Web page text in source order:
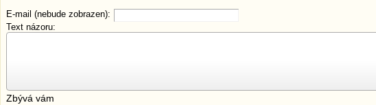
E-mail (nebude zobrazen):
Text názoru:
Zbývá vám